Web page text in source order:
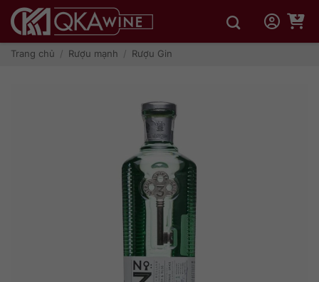
qua
dungTrang chủ / Rượu mạnh / Rượu Gin